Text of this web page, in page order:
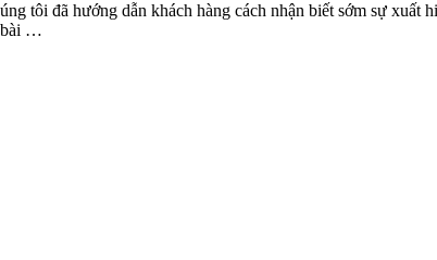
tôi đã hướng dẫn khách hàng cách nhận biết sớm sự xuất
bài …